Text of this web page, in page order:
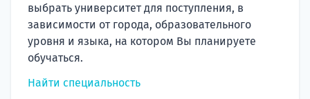
выбрать университет для поступления, в
зависимости от города, образовательного
уровня и языка, на котором Вы планируете
обучаться.
Найти специальность